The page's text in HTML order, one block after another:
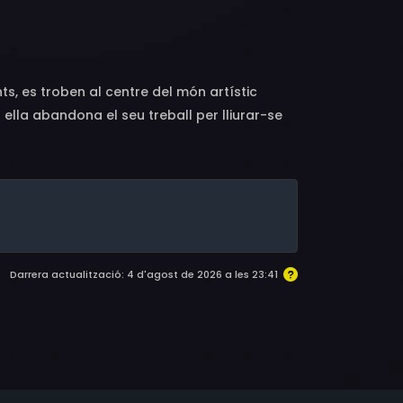
Scheel, Matthew Sussman, Amy
Scharf, Tom McGuinness, Jeffrey
Machado, Moss Roberts, Robert
Sondra Jablonski, Frank Wood, Julie
Petroski, Norbert Weisser, Sally Murphy,
John Nesci
es troben al centre del món artístic
abandona el seu treball per lliurar-se
original que el
i la fortuna arriben acompanyades de
Darrera actualització: 4 d'agost de 2026 a les 23:41